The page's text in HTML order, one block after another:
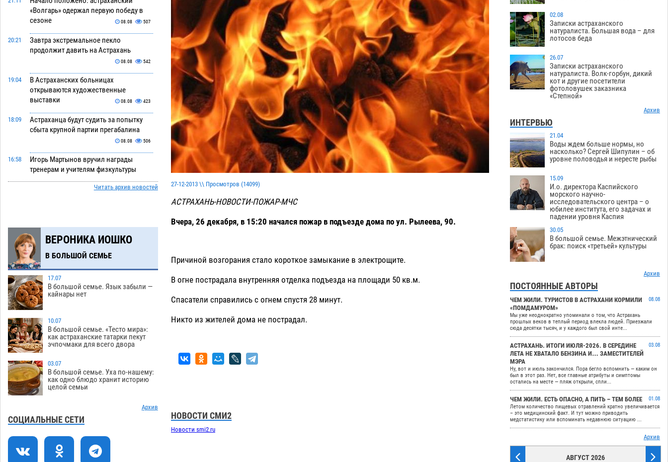
«Волгарь» одержал первую победу в
сезоне
08.08 507
20:21
Завтра экстремальное пекло
продолжит давить на Астрахань
08.08 542
19:04
В Астраханских больницах
открываются художественные
выставки
08.08 423
18:09
Астраханца будут судить за попытку
сбыта крупной партии прегабалина
08.08 506
16:58
Игорь Мартынов вручил награды
тренерам и учителям физкультуры
Камызякского района
08.08 361
14:19
Погибший на Донбассе волонтер из
Астрахани стал героем мурала
13:10
Подросток, перебегавший дорогу вне
перехода, попал под колеса авто в
Астрахани
08.08 661
12:02
Астраханский следком помог
подростку получить зарплату за
честный труд
08.08 446
10:51
Фаворитская ноша: астраханские
пермякам
08.08 414
09:00
Лидеры чеченской диаспоры в
Астрахани осудили выходку молодого
18:00
Завтра астраханцы проведут день в
режиме экстремальной температурной
нагрузки
Читать архив новостей
ВЕРОНИКА ИОШКО
В БОЛЬШОЙ СЕМЬЕ
17.07
В большой семье. Язык забыли —
кайнары нет
10.07
В большой семье. «Тесто мира»:
как астраханские татарки пекут
эчпочмаки для всего двора
03.07
В большой семье. Уха по-нашему:
как одно блюдо хранит историю
целой семьи
Архив
СОЦИАЛЬНЫЕ СЕТИ
27-12-2013 \\ Просмотров (14099)
АСТРАХАНЬ-НОВОСТИ-ПОЖАР-МЧС
Вчера, 26 декабря, в 15:20 начался пожар в подъезде дома по ул. Рылеева, 90.
Причиной возгорания стало короткое замыкание в электрощите.
В огне пострадала внутренняя отделка подъезда на площади 50 кв.м.
Спасатели справились с огнем спустя 28 минут.
Никто из жителей дома не пострадал.
НОВОСТИ СМИ2
Новости smi2.ru
02.08
Записки астраханского
натуралиста. Большая вода – для
лотосов беда
26.07
Записки астраханского
натуралиста. Волк-горбун, дикий
кот и другие посетители
фотоловушек заказника
«Степной»
Архив
ИНТЕРВЬЮ
21.04
Воды ждем больше нормы, но
насколько? Сергей Шипулин – об
уровне половодья и нересте рыбы
15.09
И.о. директора Каспийского
морского научно-
исследовательского центра – о
юбилее института, его задачах и
падении уровня Каспия
30.05
В большой семье. Межэтнический
брак: поиск «третьей» культуры
Архив
ПОСТОЯННЫЕ АВТОРЫ
ЧЕМ ЖИЛИ. ТУРИСТОВ В АСТРАХАНИ КОРМИЛИ
«ПОМДАМУРОМ»
08.08
Мы уже неоднократно упоминали о том, что Астрахань
прошлых веков в теплый период влекла людей. Приезжали
сюда десятки тысяч, и у каждого был свой инте...
АСТРАХАНЬ. ИТОГИ ИЮЛЯ-2026. В СЕРЕДИНЕ
ЛЕТА НЕ ХВАТАЛО БЕНЗИНА И… ЗАМЕСТИТЕЛЕЙ
МЭРА
03.08
Ну, вот и июль закончился. Пора бегло вспомнить — каким он
был в этот раз. Нет, все главные атрибуты и симптомы
остались на месте — пляж открыли, спли...
ЧЕМ ЖИЛИ. ЕСТЬ ОПАСНО, А ПИТЬ – ТЕМ БОЛЕЕ
01.08
Летом количество пищевых отравлений кратно увеличивается
– это медицинский факт. И тут можно приводить
медстатистику или вспоминать недавнюю ситуацию ...
Архив
АВГУСТ 2026